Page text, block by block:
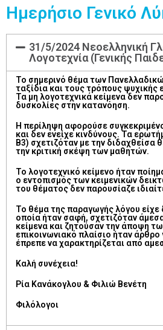
Ημερήσιο Γενικό
31/5/2024 Νεοελληνική
Λογοτεχνία (Γενικής
Το σημερινό θέμα των
ταξίδια και τους τρόπους
Τα μη λογοτεχνικά κείμενα δεν
δυσκολίες στην κατανόηση.
Η περίληψη αφορούσε
και δεν ενείχε κινδύνους. Τα
Β3) σχετιζόταν με την διδαχθείσα
την κριτική σκέψη των μαθητών.
Το λογοτεχνικό κείμενο ήταν
ο εντοπισμός των κειμενικών
του θέματος δεν παρουσίαζε
Το θέμα της παραγωγής λόγου είχε
οποία ήταν σαφή, σχετιζόταν
κείμενα και ζητούσαν την άποψη
επικοινωνιακό πλαίσιο ήταν
έπρεπε να χαρακτηρίζεται από
Καλή συνέχεια!
Ρία Κανάκογλου & Φιλιώ Βενέτη
Φιλόλογοι